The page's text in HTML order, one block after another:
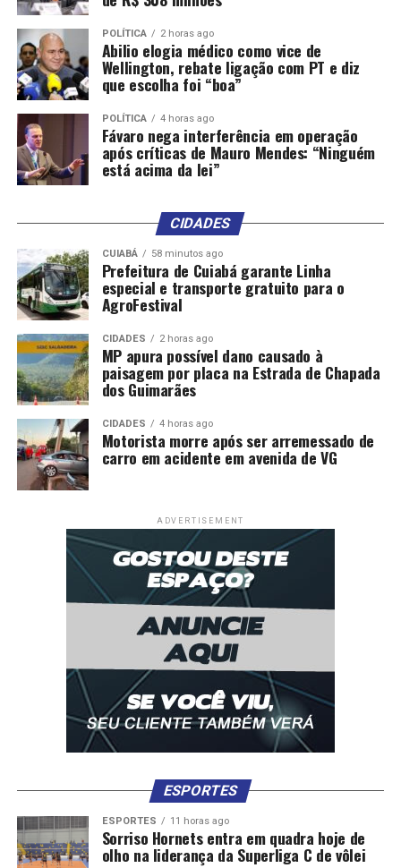
outro patamar, permitindo-o acessar mercados que
pagam mais pelos produtos com essa chancela de
qualidade.”
Além disso,
em maio de 2024, após o fim da última
campanha nacional de imunização, o
brasileiro anunciou que todo o rebanho nacional está
livre da doença.
que a Omsa reconheça o status sanitário de livre de
febre aftosa sem vacinação ao restante do território
brasileiro.
Fonte: EBC Economia
Comentários
RELATED TOPICS: CARNE CHILE IMPORTAR
PARANÁ
PASSARÁ
BNDES destina R$ 135 milhões a ações sociais e
ambientais em favelas
Alckmin defende comércio entre países e
multilateralismo no país
POLÍTICA 2 horas ago
Abilio elogia médico como vice de
Wellington, rebate ligação com PT e diz
que escolha foi “boa”
POLÍTICA 4 horas ago
Fávaro nega interferência em operação
após críticas de Mauro Mendes: “Ninguém
está acima da lei”
CIDADES
CUIABÁ 58 minutos ago
Prefeitura de Cuiabá garante Linha
especial e transporte gratuito para o
AgroFestival
CIDADES 2 horas ago
MP apura possível dano causado à
paisagem por placa na Estrada de Chapada
dos Guimarães
CIDADES 4 horas ago
Motorista morre após ser arremessado de
carro em acidente em avenida de VG
ADVERTISEMENT
ESPORTES
ESPORTES 11 horas ago
Sorriso Hornets entra em quadra hoje de
olho na liderança da Superliga C de vôlei